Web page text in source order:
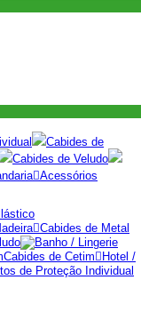
Cabides de
Cabides de Veludo
Acessórios
Cabides de Metal
Cabides de Cetim
Hotel /
de Proteção Individual